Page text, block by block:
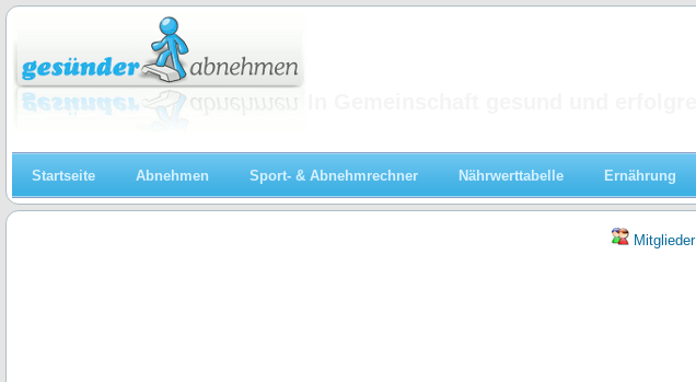
Startseite Abnehmen Sport- & Abnehmrechner Nährwerttabelle Ernährung
Mitglieder